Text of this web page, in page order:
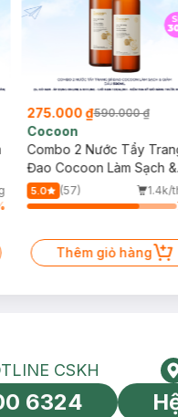
275.000 ₫590.000 ₫
Cocoon
Combo 2 Nước Tẩy
Đao Cocoon Làm Sạch &
Giảm Dầu 500ml
5.0 (57)
1.4k/
Thêm giỏ hàng
toàn cầu
HOTLINE CSKH
CSKH
6324